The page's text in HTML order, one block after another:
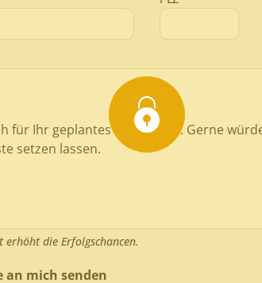
erhöht die Erfolgschancen.
an mich senden